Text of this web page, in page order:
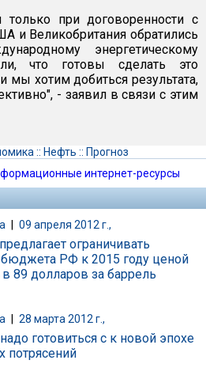
при договоренности с
и Великобритания обратились
энергетическому
что готовы сделать это
мы хотим добиться результата,
- заявил в связи с этим
:: Нефть :: Прогноз
интернет-ресурсы
| 09 апреля 2012 г.,
ограничивать
РФ к 2015 году ценой
89 долларов за баррель
28 марта 2012 г.,
готовиться с к новой эпохе
потрясений